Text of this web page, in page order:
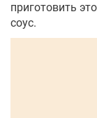
приготовить
соус.